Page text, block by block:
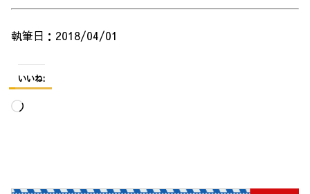
執筆日：2018/04/01
いいね:
読